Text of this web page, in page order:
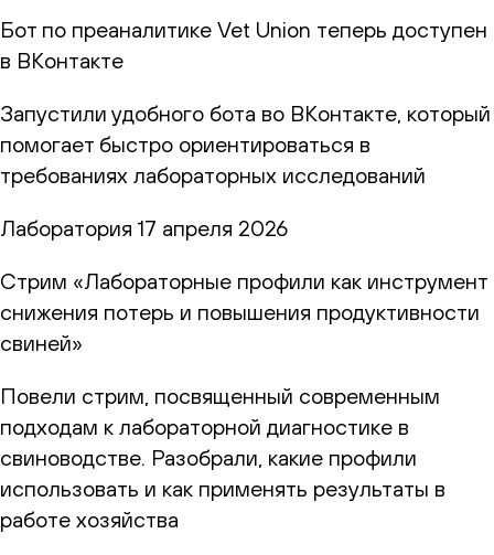
Бот по преаналитике Vet Union теперь доступен
в ВКонтакте
Запустили удобного бота во ВКонтакте, который
помогает быстро ориентироваться в
требованиях лабораторных исследований
Лаборатория 17 апреля 2026
Стрим «Лабораторные профили как инструмент
снижения потерь и повышения продуктивности
свиней»
Повели стрим, посвященный современным
подходам к лабораторной диагностике в
свиноводстве. Разобрали, какие профили
использовать и как применять результаты в
работе хозяйства